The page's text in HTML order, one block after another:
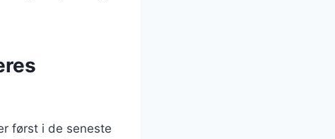
først i de seneste